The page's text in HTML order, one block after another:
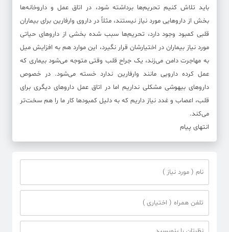
باید تلاش کنیم تحریم‌ها برداشته شود، در اتاق عمل و داروخانه‌ها
بخش از داروهایی مورد نیاز نیستند، مثلاً در داروی وارفارین برای بیماران
قلبی کمبود وجود دارد، تحریم‌ها سبب شده بخشی از داروهای حیاتی
مورد نیاز بیماران در اختیارشان قرار نگیرد، این موارد هم به افزایش میل
به مهاجرت دامن می‌زند، یک جراح قلب وقتی متوجه می‌شود بیماری که
عمل کرده دارویی مانند وارفارین ندارد خسته می‌شود. در خصوص
داروهای بیهوشی مشکلی نداریم اما در اتاق عمل داروهای دیگری برای
قلب، اعصاب و غدد نیاز داریم که به دلیل کمبودها کار ما را هم سخت‌تر
می‌کند.
انتهای پیام